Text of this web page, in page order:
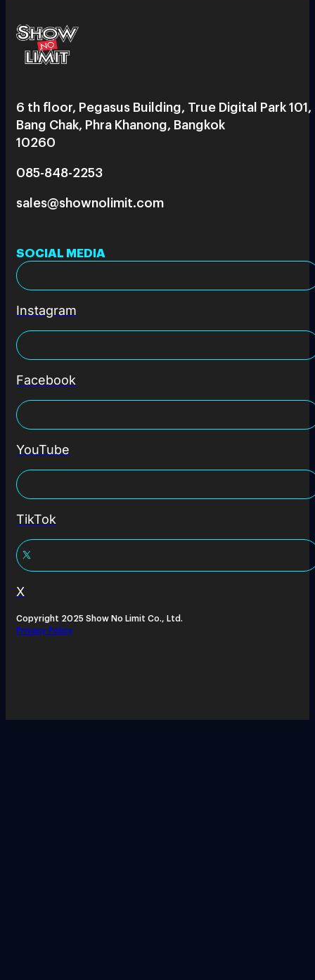
6 th floor, Pegasus Building, True Digital Park 101,
Bang Chak, Phra Khanong, Bangkok
10260
085-848-2253
sales@shownolimit.com
SOCIAL MEDIA
Instagram
Facebook
YouTube
TikTok
X
Copyright 2025 Show No Limit Co., Ltd.
Privacy Policy